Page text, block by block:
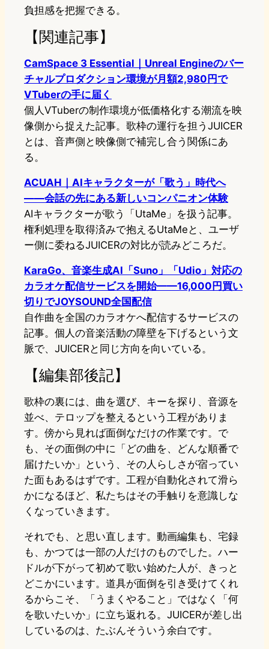
負担感を把握できる。
【関連記事】
CamSpace 3 Essential｜Unreal Engineのバー
チャルプロダクション環境が月額2,980円で
VTuberの手に届く
個人VTuberの制作環境が低価格化する潮流を映
像側から捉えた記事。歌枠の運行を担うJUICER
とは、音声側と映像側で補完し合う関係にあ
る。
ACUAH｜AIキャラクターが「歌う」時代へ
——会話の先にある新しいコンパニオン体験
AIキャラクターが歌う「UtaMe」を扱う記事。
権利処理を取得済みで抱えるUtaMeと、ユーザ
ー側に委ねるJUICERの対比が読みどころだ。
KaraGo、音楽生成AI「Suno」「Udio」対応の
カラオケ配信サービスを開始——16,000円買い
切りでJOYSOUND全国配信
自作曲を全国のカラオケへ配信するサービスの
記事。個人の音楽活動の障壁を下げるという文
脈で、JUICERと同じ方向を向いている。
【編集部後記】
歌枠の裏には、曲を選び、キーを探り、音源を
並べ、テロップを整えるという工程がありま
す。傍から見れば面倒なだけの作業です。で
も、その面倒の中に「どの曲を、どんな順番で
届けたいか」という、その人らしさが宿ってい
た面もあるはずです。工程が自動化されて滑ら
かになるほど、私たちはその手触りを意識しな
くなっていきます。
それでも、と思い直します。動画編集も、宅録
も、かつては一部の人だけのものでした。ハー
ドルが下がって初めて歌い始めた人が、きっと
どこかにいます。道具が面倒を引き受けてくれ
るからこそ、「うまくやること」ではなく「何
を歌いたいか」に立ち返れる。JUICERが差し出
しているのは、たぶんそういう余白です。